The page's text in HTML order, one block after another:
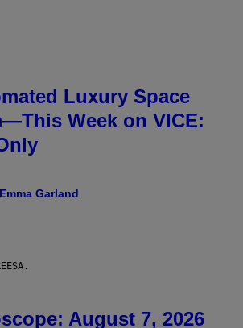
Luxury Space
Week on VICE:
Emma Garland
August 7, 2026